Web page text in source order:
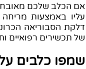
הכלב שלכם מאובחן
באמצעות
הסבוריאה
תכשירים רפואיים
כלבים